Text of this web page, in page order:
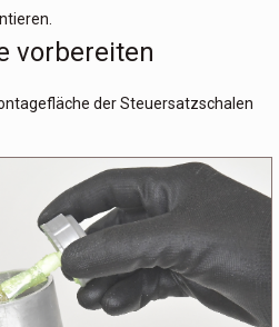
vorbereiten
der Steuersatzschalen